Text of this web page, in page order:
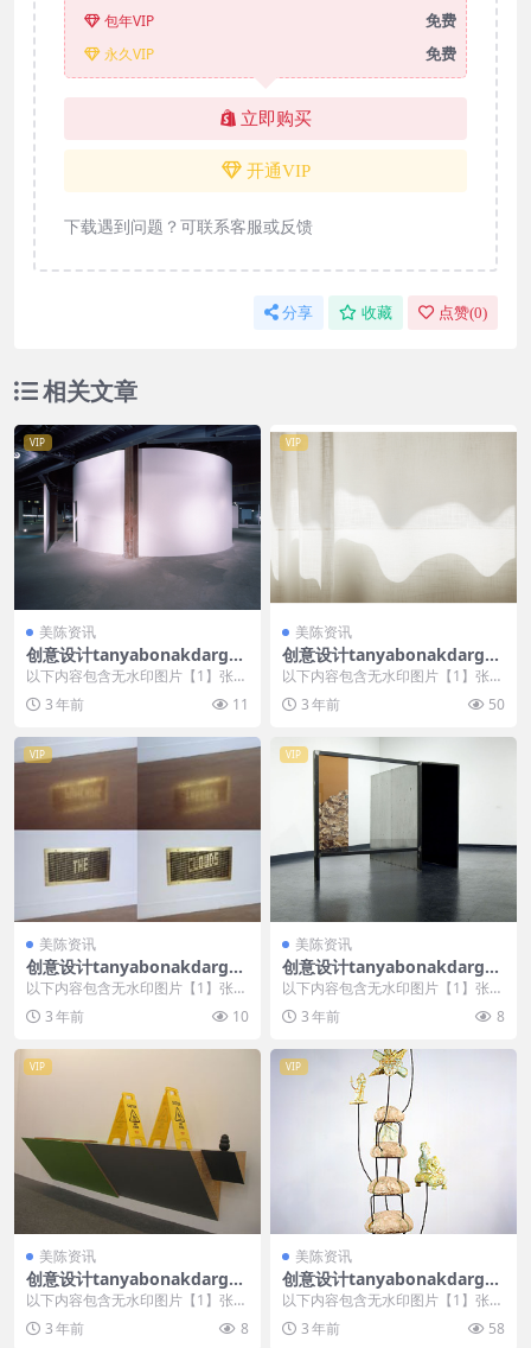
包年VIP 免费
永久VIP 免费
立即购买
开通VIP
下载遇到问题？可联系客服或反馈
分享 收藏 点赞(0)
相关文章
VIP
美陈资讯
创意设计tanyabonakdargall
ery美陈创意 (277)
以下内容包含无水印图片【1】张
，开通会员无障碍浏览 开通VIP会
员 3 年前 11
VIP
美陈资讯
创意设计tanyabonakdargall
ery美陈创意 (2703)
以下内容包含无水印图片【1】张
，开通会员无障碍浏览 开通VIP会
员 3 年前 50
VIP
美陈资讯
创意设计tanyabonakdargall
ery美陈创意 (614)
以下内容包含无水印图片【1】张
，开通会员无障碍浏览 开通VIP会
员 3 年前 10
VIP
美陈资讯
创意设计tanyabonakdargall
ery美陈创意 (209)
以下内容包含无水印图片【1】张
，开通会员无障碍浏览 开通VIP会
员 3 年前 8
VIP
美陈资讯
创意设计tanyabonakdargall
ery美陈创意 (2125)
以下内容包含无水印图片【1】张
，开通会员无障碍浏览 开通VIP会
员 3 年前 8
VIP
美陈资讯
创意设计tanyabonakdargall
ery美陈创意 (1586)
以下内容包含无水印图片【1】张
，开通会员无障碍浏览 开通VIP会
员 3 年前 58